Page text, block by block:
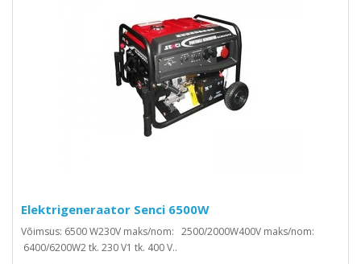
Elektrigeneraator Senci 6500W
Võimsus: 6500 W230V maks/nom: 2500/2000W400V maks/nom:
6400/6200W2 tk. 230 V1 tk. 400 V..